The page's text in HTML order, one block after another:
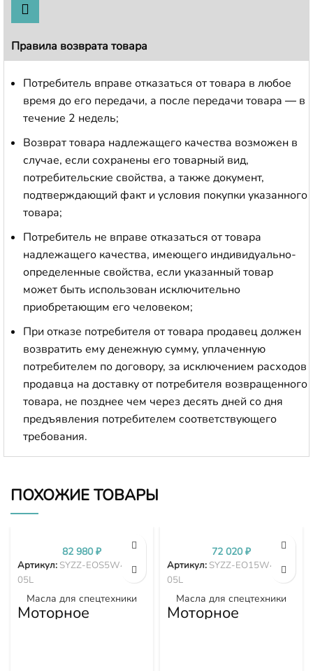
Правила возврата товара
Потребитель вправе отказаться от товара в любое
время до его передачи, а после передачи товара — в
течение 2 недель;
Возврат товара надлежащего качества возможен в
случае, если сохранены его товарный вид,
потребительские свойства, а также документ,
подтверждающий факт и условия покупки указанного
товара;
Потребитель не вправе отказаться от товара
надлежащего качества, имеющего индивидуально-
определенные свойства, если указанный товар
может быть использован исключительно
приобретающим его человеком;
При отказе потребителя от товара продавец должен
возвратить ему денежную сумму, уплаченную
потребителем по договору, за исключением расходов
продавца на доставку от потребителя возвращенного
товара, не позднее чем через десять дней со дня
предъявления потребителем соответствующего
требования.
ПОХОЖИЕ ТОВАРЫ
Моторное
синтетическое
Масла для спецтехники
Артикул: SYZZ-EOS5W40-2
05L
82 980₽
Моторное
минеральное
Масла для спецтехники
Артикул: SYZZ-EO15W40-2
05L
72 020₽